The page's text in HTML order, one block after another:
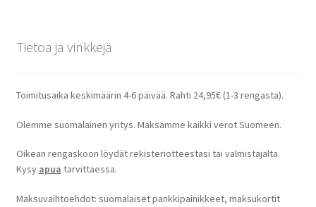
Tietoa ja vinkkejä
Toimitusaika keskimäärin 4-6 päivää. Rahti 24,95€ (1-3 rengasta).
Olemme suomalainen yritys. Maksamme kaikki verot Suomeen.
Oikean rengaskoon löydät rekisteriotteestasi tai valmistajalta.
Kysy apua tarvittaessa.
Maksuvaihtoehdot: suomalaiset pankkipainikkeet, maksukortit